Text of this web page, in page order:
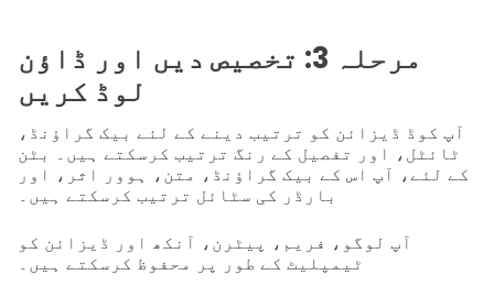
مرحلہ 3: تخصیص دیں اور ڈاؤن
لوڈ کریں
آپ کوڈ ڈیزائن کو ترتیب دینے کے لئے بیک گراؤنڈ،
ٹائٹل، اور تفصیل کے رنگ ترتیب کرسکتے ہیں۔ بٹن
کے لئے، آپ اس کے بیک گراؤنڈ، متن، ہوور اثر، اور
بارڈر کی سٹائل ترتیب کرسکتے ہیں۔
آپ لوگو، فریم، پیٹرن، آنکھ اور ڈیزائن کو
ٹیمپلیٹ کے طور پر محفوظ کرسکتے ہیں۔